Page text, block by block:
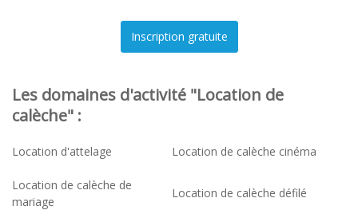
Les domaines d'activité "Location de
calèche" :
Location d'attelage Location de calèche cinéma
Location de calèche de
mariage
Location de calèche défilé